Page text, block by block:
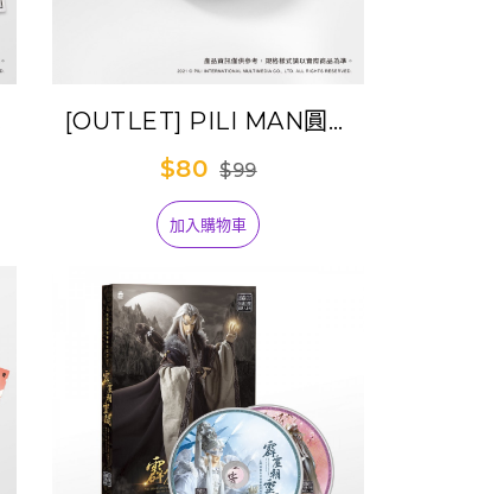
[OUTLET] PILI MAN圓形
胸章-香六牙
$80 $99
加入購物車